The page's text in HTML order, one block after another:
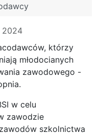
2024
którzy
młodocianych
zawodowego -
w celu
zawodzie
szkolnictwa